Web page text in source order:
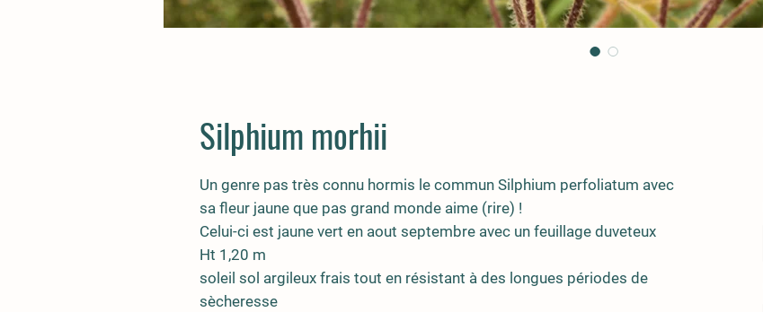
Silphium morhii
Un genre pas très connu hormis le commun Silphium perfoliatum avec
sa fleur jaune que pas grand monde aime (rire) !
Celui-ci est jaune vert en aout septembre avec un feuillage duveteux
Ht 1,20 m
soleil sol argileux frais tout en résistant à des longues périodes de
sècheresse